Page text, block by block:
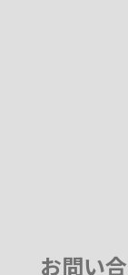
お問い